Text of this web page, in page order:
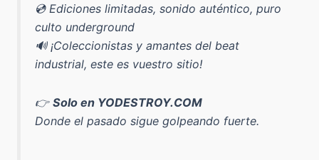
💿 Ediciones limitadas, sonido auténtico, puro
culto underground
🔊 ¡Coleccionistas y amantes del beat
industrial, este es vuestro sitio!
👉Solo en YODESTROY.COM
Donde el pasado sigue golpeando fuerte.